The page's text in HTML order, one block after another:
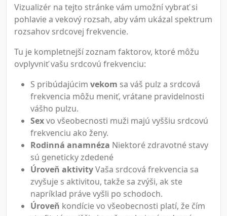
Vizualizér na tejto stránke vám umožní vybrať si
pohlavie a vekový rozsah, aby vám ukázal spektrum
rozsahov srdcovej frekvencie.
Tu je kompletnejší zoznam faktorov, ktoré môžu
ovplyvniť vašu srdcovú frekvenciu:
S pribúdajúcim vekom sa váš pulz a srdcová
frekvencia môžu meniť, vrátane pravidelnosti
vášho pulzu.
Sexvo všeobecnosti muži majú vyššiu srdcovú
frekvenciu ako ženy.
Rodinná anamnéza Niektoré zdravotné stavy
sú geneticky zdedené
Úroveň aktivityVaša srdcová frekvencia sa
zvyšuje s aktivitou, takže sa zvýši, ak ste
napríklad práve vyšli po schodoch.
Úroveň kondície vo všeobecnosti platí, že čím